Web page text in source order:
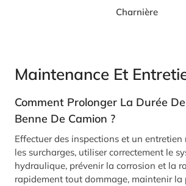
Charnière
Maintenance Et
Comment Prolonger La Durée
Benne De Camion ?
Effectuer des inspections et un entretien
les surcharges, utiliser correctement le
hydraulique, prévenir la corrosion et la
rapidement tout dommage, maintenir la